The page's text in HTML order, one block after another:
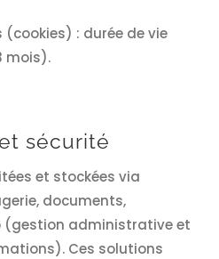
(cookies) : durée de vie
mois).
sécurité
et stockées via
documents,
(gestion administrative et
Ces solutions